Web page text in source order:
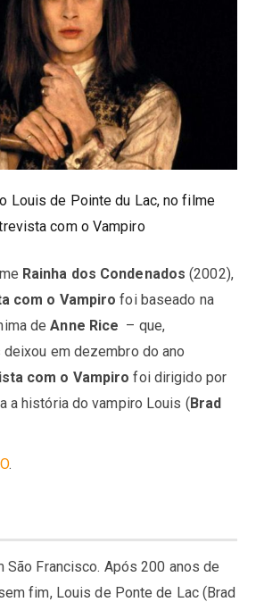
Louis de Pointe du Lac, no filme
com o Vampiro
Rainha dos Condenados (2002),
com o Vampiro foi baseado na
deAnne Rice – que,
em dezembro do ano
com o Vampiro foi dirigido por
a história do vampiro Louis (Brad
.
São Francisco. Após 200 anos de
fim, Louis de Ponte de Lac (Brad